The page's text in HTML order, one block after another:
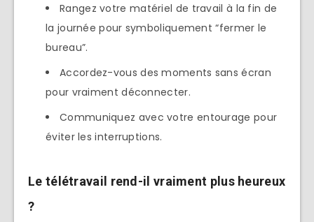
Rangez votre matériel de travail à la fin de
la journée pour symboliquement “fermer le
bureau”.
Accordez-vous des moments sans écran
pour vraiment déconnecter.
Communiquez avec votre entourage pour
éviter les interruptions.
Le télétravail rend-il vraiment plus heureux
?